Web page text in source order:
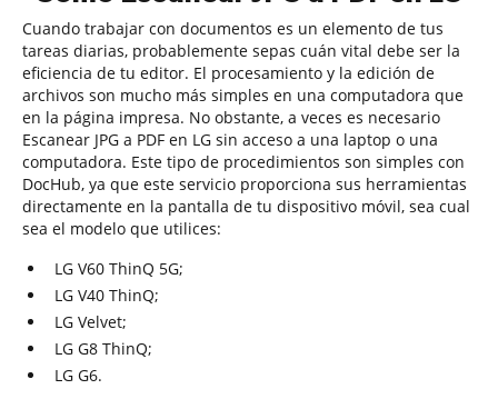
Cuando trabajar con documentos es un elemento de tus
tareas diarias, probablemente sepas cuán vital debe ser la
eficiencia de tu editor. El procesamiento y la edición de
archivos son mucho más simples en una computadora que
en la página impresa. No obstante, a veces es necesario
Escanear JPG a PDF en LG sin acceso a una laptop o una
computadora. Este tipo de procedimientos son simples con
DocHub, ya que este servicio proporciona sus herramientas
directamente en la pantalla de tu dispositivo móvil, sea cual
sea el modelo que utilices:
LG V60 ThinQ 5G;
LG V40 ThinQ;
LG Velvet;
LG G8 ThinQ;
LG G6.